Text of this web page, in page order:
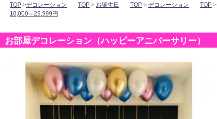
TOP >デコレーション TOP > お誕生日 TOP > デコレーション TOP >
10,000～29,999円
お部屋デコレーション（ハッピーアニバーサリー）